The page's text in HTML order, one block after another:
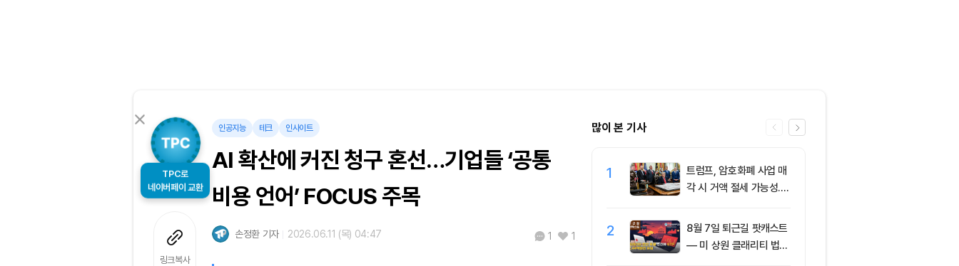
TPC로
네이버페이 교환
링크복사
인공지능 테크 인사이트
AI 확산에 커진 청구 혼선…기업들 ‘공통
비용 언어’ FOCUS 주목
손정환 기자 2026.06.11 (목) 04:47 1 1
많이 본 기사
1
트럼프, 암호화폐 사업 매
각 시 거액 절세 가능성...
주목
2
8월 7일 퇴근길 팟캐스트
— 미 상원 클래리티 법안